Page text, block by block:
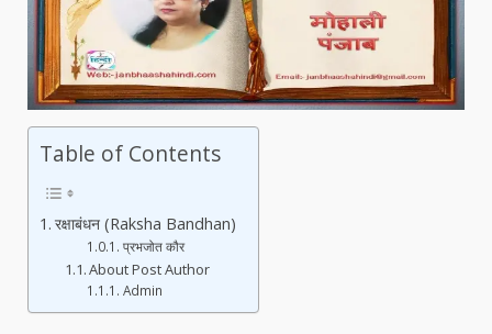
Table of Contents
रक्षाबंधन (Raksha Bandhan)
प्रभजोत कौर
About Post Author
Admin